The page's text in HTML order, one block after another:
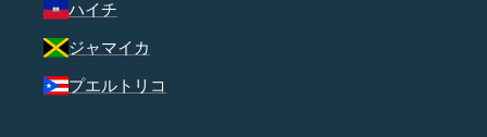
ハイチ
ジャマイカ
プエルトリコ